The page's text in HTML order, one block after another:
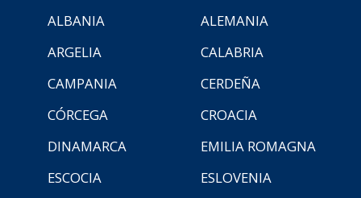
ALBANIA
ALEMANIA
ARGELIA
CALABRIA
CAMPANIA
CERDEÑA
CÓRCEGA
CROACIA
DINAMARCA
EMILIA ROMAGNA
ESCOCIA
ESLOVENIA